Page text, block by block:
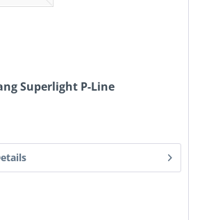
Superlight P-Line